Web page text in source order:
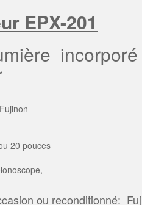
EPX-201
20 pouces
ou reconditionné: